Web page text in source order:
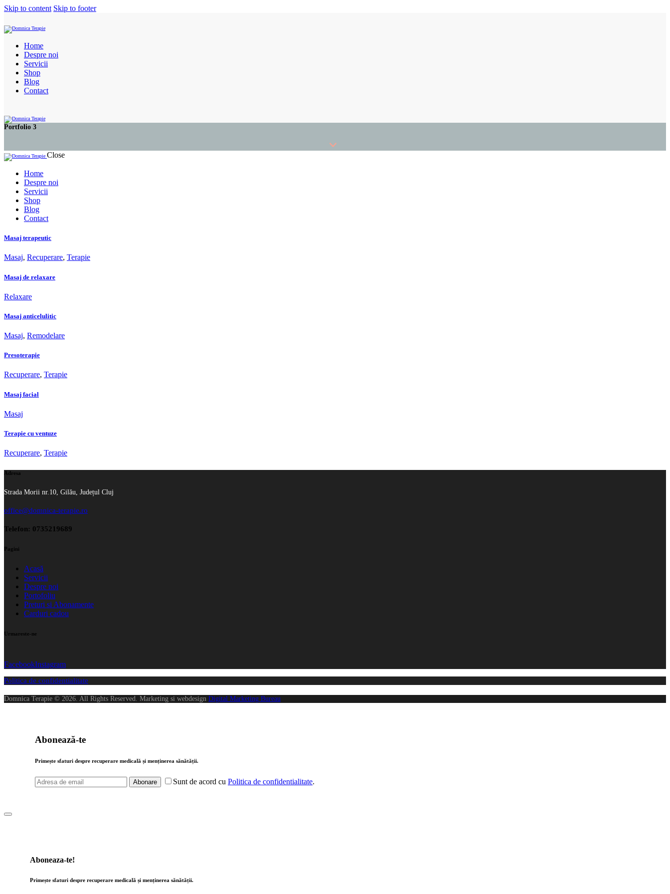
Skip to content Skip to footer
Home
Despre noi
Servicii
Shop
Blog
Contact
Portfolio 3
Close
Home
Despre noi
Servicii
Shop
Blog
Contact
Masaj terapeutic
Masaj, Recuperare, Terapie
Masaj de relaxare
Relaxare
Masaj anticelulitic
Masaj, Remodelare
Presoterapie
Recuperare, Terapie
Masaj facial
Masaj
Terapie cu ventuze
Recuperare, Terapie
Adresa
Strada Morii nr.10, Gilău, Județul Cluj
office@domnica-terapie.ro
Telefon: 0735219689
Pagini
Acasă
Servicii
Despre noi
Portofoliu
Preturi si Abonamente
Carduri cadou
Urmareste-ne
FacebookInstagram
Politica de confidentialitate
Domnica Terapie © 2026. All Rights Reserved. Marketing si webdesign Digital Marketing Bureau
Abonează-te
Primește sfaturi despre recuperare medicală și menținerea sănătății.
Abonare Sunt de acord cu Politica de confidentialitate.
Aboneaza-te!
Primește sfaturi despre recuperare medicală și menținerea sănătății.